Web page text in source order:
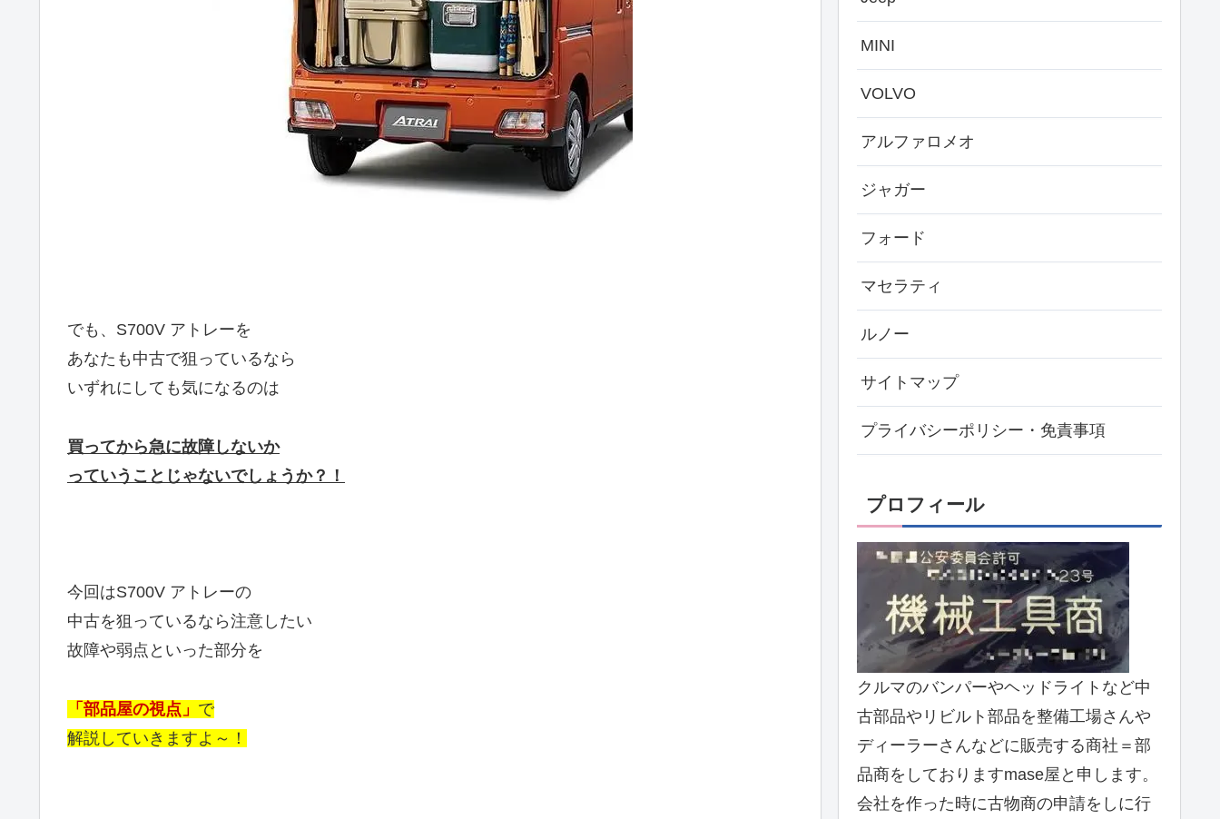
でも、S700V アトレーを
あなたも中古で狙っているなら
いずれにしても気になるのは
買ってから急に故障しないか
っていうことじゃないでしょうか？！
今回はS700V アトレーの
中古を狙っているなら注意したい
故障や弱点といった部分を
「部品屋の視点」 で
解説していきますよ～！
MINI
VOLVO
アルファロメオ
ジャガー
フォード
マセラティ
ルノー
サイトマップ
プライバシーポリシー・免責事項
プロフィール
クルマのバンパーやヘッドライトなど中
古部品やリビルト部品を整備工場さんや
ディーラーさんなどに販売する商社＝部
品商をしておりますmase屋と申します。
会社を作った時に古物商の申請をしに行